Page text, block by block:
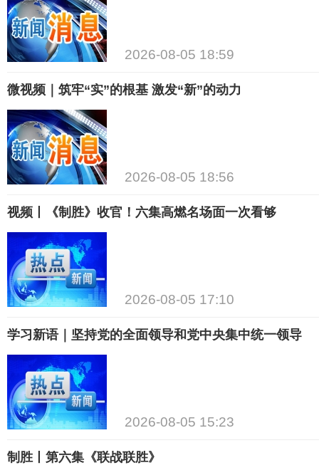
2026-08-05 18:59
微视频｜筑牢“实”的根基 激发“新”的动力
2026-08-05 18:56
视频丨《制胜》收官！六集高燃名场面一次看够
2026-08-05 17:10
学习新语｜坚持党的全面领导和党中央集中统一领导
2026-08-05 15:23
制胜丨第六集《联战联胜》